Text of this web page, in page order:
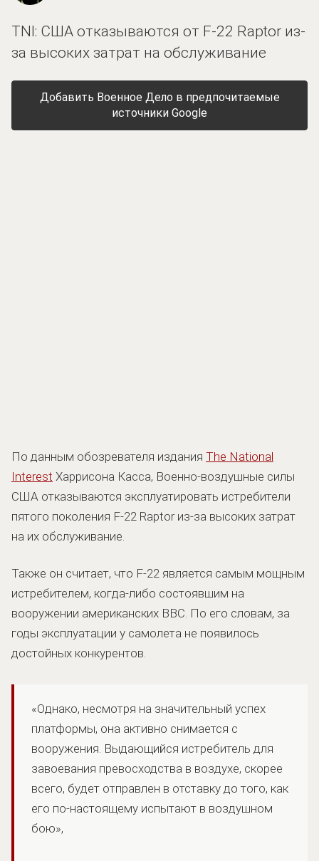
TNI: США отказываются от F-22 Raptor из-
за высоких затрат на обслуживание
Добавить Военное Дело в предпочитаемые
источники Google
По данным обозревателя издания The National
Interest Харрисона Касса, Военно-воздушные силы
США отказываются эксплуатировать истребители
пятого поколения F-22 Raptor из-за высоких затрат
на их обслуживание.
Также он считает, что F-22 является самым мощным
истребителем, когда-либо состоявшим на
вооружении американских ВВС. По его словам, за
годы эксплуатации у самолета не появилось
достойных конкурентов.
«Однако, несмотря на значительный успех
платформы, она активно снимается с
вооружения. Выдающийся истребитель для
завоевания превосходства в воздухе, скорее
всего, будет отправлен в отставку до того, как
его по-настоящему испытают в воздушном
бою»,